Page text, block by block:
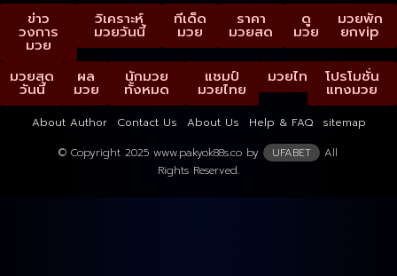
ข่าว
วงการ
มวย
วิเคราะห์
มวยวันนี้
ทีเด็ด
มวย
ราคา
มวยสด
ดู
มวย
มวยพัก
ยกvip
มวยสด
วันนี้
ผล
มวย
นักมวย
ทั้งหมด
แชมป์
มวยไทย
มวยไทย โปรโมชั่น
แทงมวย
About Author Contact Us About Us Help & FAQ
sitemap
© Copyright 2025 www.pakyok88s.co by UFABET
All
Rights Reserved.